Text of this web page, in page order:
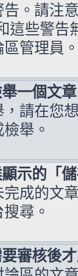
。請注
這些警告
區管理員
一個文
請在您
舉。
示的「
成的文
尋。
審核後